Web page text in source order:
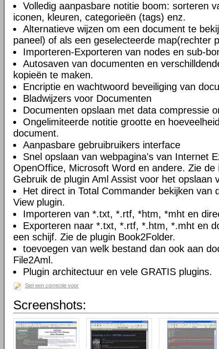
Volledig aanpasbare notitie boom: sorteren
iconen, kleuren, categorieën (tags) enz.
Alternatieve wijzen om een document te
paneel) of als een geselecteerde map(rechter
Importeren-Exporteren van nodes en sub-
Autosaven van documenten en
kopieën te maken.
Encriptie en wachtwoord beveiliging van
Bladwijzers voor Documenten
Documenten opslaan met data compressie
Ongelimiteerde notitie grootte en
document.
Aanpasbare gebruibruikers interface
Snel opslaan van webpagina's van Internet
OpenOffice, Microsoft Word en andere. Zie de
Gebruik de plugin Aml Assist voor het opslaan
Het direct in Total Commander bekijken van
View plugin.
Importeren van *.txt, *.rtf, *htm, *mht en
Exporteren naar *.txt, *.rtf, *.htm, *.mht en
een schijf. Zie de plugin Book2Folder.
toevoegen van welk bestand dan ook aan
File2Aml.
Plugin architectuur en vele GRATIS plugins.
Stel een correctie voor
Screenshots: